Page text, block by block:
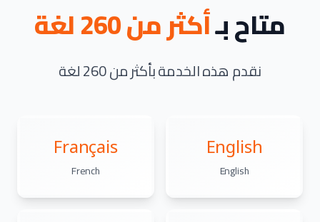
متاح بـأكثر من 260 لغة
نقدم هذه الخدمة بأكثر من 260 لغة
English
English
Français
French